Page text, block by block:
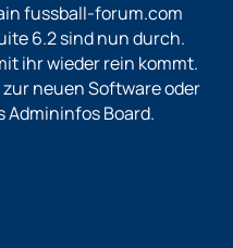
fussball-forum.com
6.2 sind nun durch.
ihr wieder rein kommt.
neuen Software oder
Admininfos Board.